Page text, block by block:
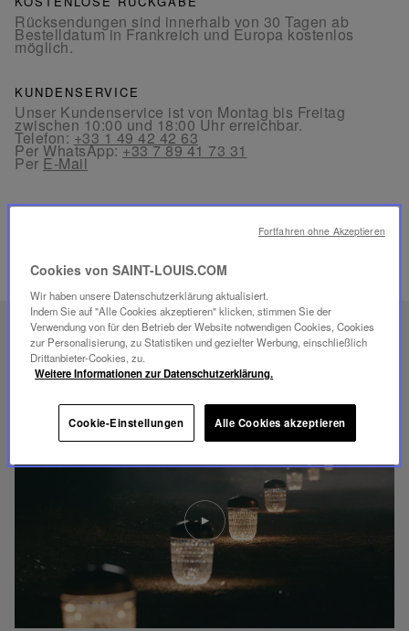
Rücksendungen sind innerhalb von 30 Tagen ab
Bestelldatum in Frankreich und Europa kostenlos
möglich.
KUNDENSERVICE
Unser Kundenservice ist von Montag bis Freitag
zwischen 10:00 und 18:00 Uhr erreichbar.
Telefon:+33 1 49 42 42 63
Per WhatsApp:+33 7 89 41 73 31
Per E-Mail
VERWANDTE PRODUKTE
EINZIGARTIGES
SAVOIR-FAIRE
FOLIA BELEUCHTUNG
Video
abspielen
YouTube-
Video,
Folia
Mini-
Portable-
Cookies von SAINT-LOUIS.COM
Wir haben unsere Datenschutzerklärung aktualisiert.
Indem Sie auf "Alle Cookies akzeptieren" klicken, stimmen Sie der
Verwendung von für den Betrieb der Website notwendigen Cookies, Cookies
zur Personalisierung, zu Statistiken und gezielter Werbung, einschließlich
Drittanbieter-Cookies, zu.
Weitere Informationen zur Datenschutzerklärung.
Cookie-Einstellungen Alle Cookies akzeptieren
Fortfahren ohne Akzeptieren